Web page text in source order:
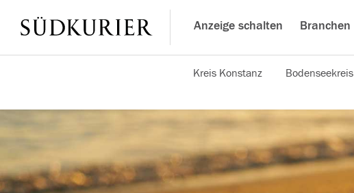
Anzeige schalten Branchen
Kreis Konstanz Bodenseekreis